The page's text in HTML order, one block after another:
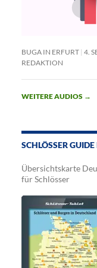
BUGA IN ERFURT 4.
REDAKTION
WEITERE AUDIOS →
SCHLÖSSER
Übersichtskarte
für Schlösser